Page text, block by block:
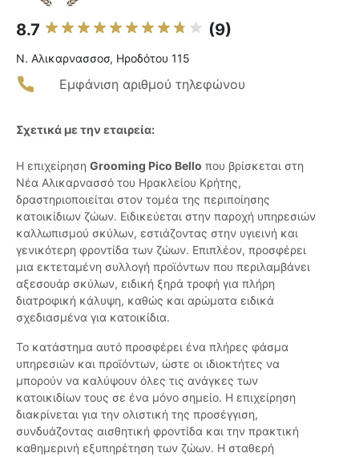
8.7 (9)
Ν. Αλικαρνασσοσ, Ηροδότου 115
Εμφάνιση αριθμού τηλεφώνου
Σχετικά με την εταιρεία:
Η επιχείρηση Grooming Pico Bello που βρίσκεται στη
Νέα Αλικαρνασσό του Ηρακλείου Κρήτης,
δραστηριοποιείται στον τομέα της περιποίησης
κατοικίδιων ζώων. Ειδικεύεται στην παροχή υπηρεσιών
καλλωπισμού σκύλων, εστιάζοντας στην υγιεινή και
γενικότερη φροντίδα των ζώων. Επιπλέον, προσφέρει
μια εκτεταμένη συλλογή προϊόντων που περιλαμβάνει
αξεσουάρ σκύλων, ειδική ξηρά τροφή για πλήρη
διατροφική κάλυψη, καθώς και αρώματα ειδικά
σχεδιασμένα για κατοικίδια.
Το κατάστημα αυτό προσφέρει ένα πλήρες φάσμα
υπηρεσιών και προϊόντων, ώστε οι ιδιοκτήτες να
μπορούν να καλύψουν όλες τις ανάγκες των
κατοικιδίων τους σε ένα μόνο σημείο. Η επιχείρηση
διακρίνεται για την ολιστική της προσέγγιση,
συνδυάζοντας αισθητική φροντίδα και την πρακτική
καθημερινή εξυπηρέτηση των ζώων. Η σταθερή